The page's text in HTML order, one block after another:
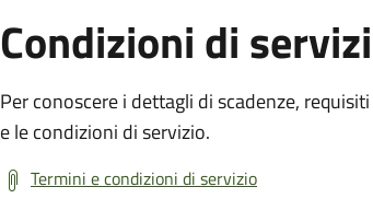
Condizioni di
Per conoscere i dettagli di scadenze,
e le condizioni di servizio.
Termini e condizioni di servizio